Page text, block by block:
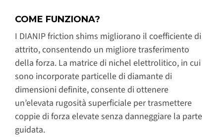
COME FUNZIONA?
I DIANIP friction shims migliorano il coefficiente di
attrito, consentendo un migliore trasferimento
della forza. La matrice di nichel elettrolitico, in cui
sono incorporate particelle di diamante di
dimensioni definite, consente di ottenere
un’elevata rugosità superficiale per trasmettere
coppie di forza elevate senza danneggiare la parte
guidata.